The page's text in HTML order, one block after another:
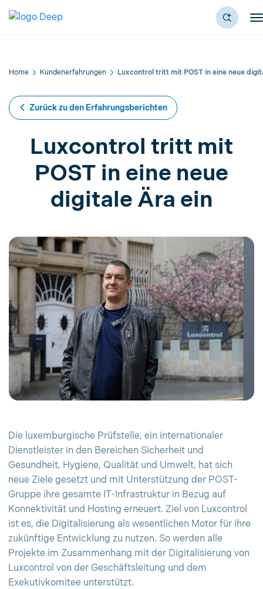
Home Kundenerfahrungen Luxcontrol tritt mit POST in eine neue
Zurück zu den Erfahrungsberichten
Luxcontrol tritt mit
POST in eine neue
digitale Ära ein
Die luxemburgische Prüfstelle, ein internationaler
Dienstleister in den Bereichen Sicherheit und
Gesundheit, Hygiene, Qualität und Umwelt, hat sich
neue Ziele gesetzt und mit Unterstützung der POST-
Gruppe ihre gesamte IT-Infrastruktur in Bezug auf
Konnektivität und Hosting erneuert. Ziel von Luxcontrol
ist es, die Digitalisierung als wesentlichen Motor für ihre
zukünftige Entwicklung zu nutzen. So werden alle
Projekte im Zusammenhang mit der Digitalisierung von
Luxcontrol von der Geschäftsleitung und dem
Exekutivkomitee unterstützt.